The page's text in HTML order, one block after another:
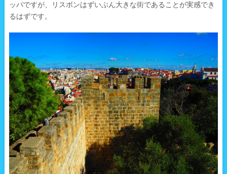
ッパですが、リスボンはずいぶん大きな街であることが実感でき
るはずです。